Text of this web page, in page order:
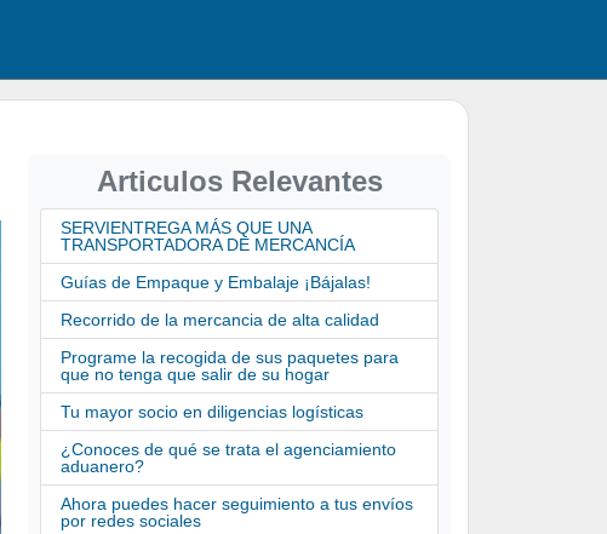
Articulos Relevantes
SERVIENTREGA MÁS QUE UNA
TRANSPORTADORA DE MERCANCÍA
Guías de Empaque y Embalaje ¡Bájalas!
Recorrido de la mercancia de alta calidad
Programe la recogida de sus paquetes para
que no tenga que salir de su hogar
Tu mayor socio en diligencias logísticas
¿Conoces de qué se trata el agenciamiento
aduanero?
Ahora puedes hacer seguimiento a tus envíos
por redes sociales